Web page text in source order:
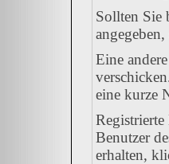
Sollten Sie
Eine
eine kurze
Benutzer
erhalten,